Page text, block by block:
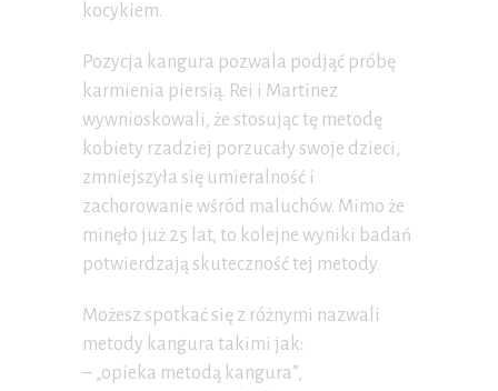
kocykiem.
Pozycja kangura pozwala podjąć próbę
karmienia piersią. Rei i Martinez
wywnioskowali, że stosując tę metodę
kobiety rzadziej porzucały swoje dzieci,
zmniejszyła się umieralność i
zachorowanie wśród maluchów. Mimo że
minęło już 25 lat, to kolejne wyniki badań
potwierdzają skuteczność tej metody.
Możesz spotkać się z różnymi nazwali
metody kangura takimi jak:
– „opieka metodą kangura”,